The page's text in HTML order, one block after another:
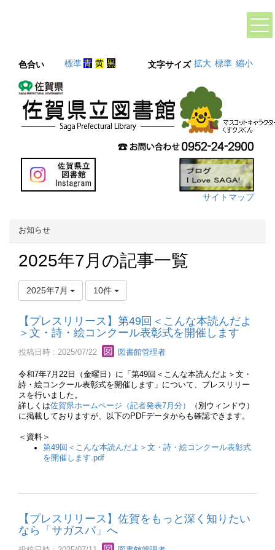
色合い 標準青 黄 黒 文字サイズ 拡大 標準 縮小
サイトマップ
お知らせ
2025年7月の記事一覧
2025年7月 10件
【プレスリリース】第49回＜こんな本読んだよ
＞文・詩・絵コンクール表彰式を開催します
投稿日時 : 2025/07/22 図書館管理者
令和7年7月22日（金曜日）に「第49回＜こんな本読んだよ＞文・
詩・絵コンクール表彰式を開催します」について、プレスリリー
スを行いました。
詳しくは佐賀県ホームページ（記者発表7月分）
（別ウィンドウ）
に掲載しておりますが、以下のPDFデータからも確認できます。
＜資料＞
第49回＜こんな本読んだよ＞文・詩・絵コンクール表彰式
を開催します.pdf
【プレスリリース】佐賀をもっと深く知りたい
なら「サガスバ」へ